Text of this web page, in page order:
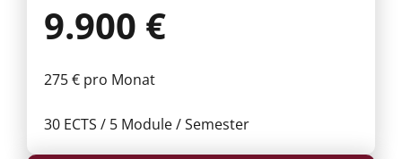
9.900 €
275 € pro Monat
30 ECTS / 5 Module / Semester